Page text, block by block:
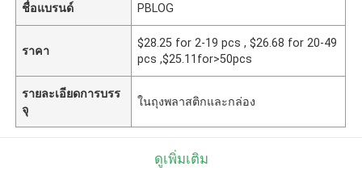
ชื่อแบรนด์ PBLOG
ราคา
$28.25 for 2-19 pcs , $26.68 for 20-49
pcs ,$25.11for>50pcs
รายละเอียดการบรร
จุ
ในถุงพลาสติกและกล่อง
ดูเพิ่มเติม